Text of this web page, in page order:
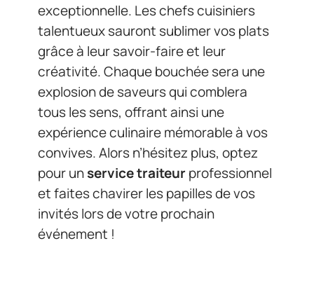
exceptionnelle. Les chefs cuisiniers
talentueux sauront sublimer vos plats
grâce à leur savoir-faire et leur
créativité. Chaque bouchée sera une
explosion de saveurs qui comblera
tous les sens, offrant ainsi une
expérience culinaire mémorable à vos
convives. Alors n’hésitez plus, optez
pour unservice traiteurprofessionnel
et faites chavirer les papilles de vos
invités lors de votre prochain
événement !